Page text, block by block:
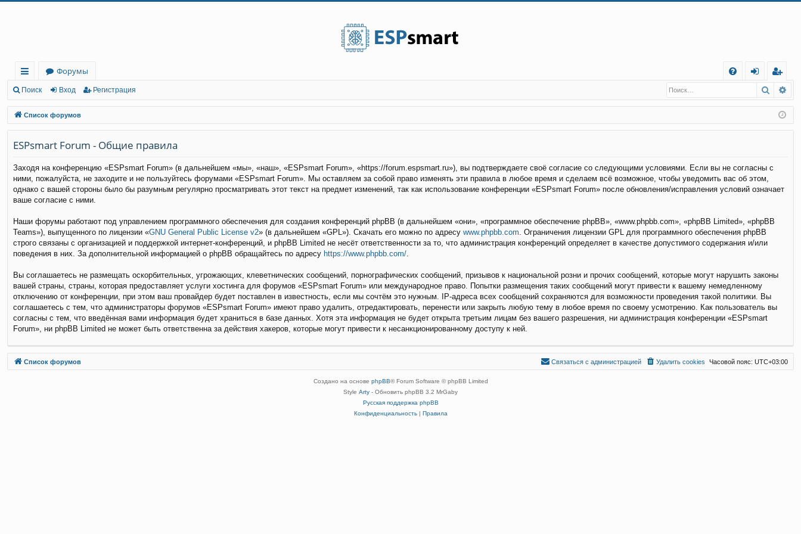
с
ы
лк
и
Форумы
Q
д
г
ис
тр
Поиск Вход Регистрация Поиск
Список форумов
ESPsmart Forum - Общие правила
Заходя на конференцию «ESPsmart Forum» (в дальнейшем «мы», «наш», «ESPsmart Forum», «https://forum.espsmart.ru»), вы подтверждаете своё согласие со следующими условиями. Если вы не согласны с
ними, пожалуйста, не заходите и не пользуйтесь форумами «ESPsmart Forum». Мы оставляем за собой право изменять эти правила в любое время и сделаем всё возможное, чтобы уведомить вас об этом,
однако с вашей стороны было бы разумным регулярно просматривать этот текст на предмет изменений, так как использование конференции «ESPsmart Forum» после обновления/исправления условий означает
ваше согласие с ними.
Наши форумы работают под управлением программного обеспечения для создания конференций phpBB (в дальнейшем «они», «программное обеспечение phpBB», «www.phpbb.com», «phpBB Limited», «phpBB
Teams»), выпущенного по лицензии «GNU General Public License v2» (в дальнейшем «GPL»). Скачать его можно по адресу www.phpbb.com . Ограничения лицензии GPL для программного обеспечения phpBB
строго связаны с организацией и поддержкой интернет-конференций, и phpBB Limited не несёт ответственности за то, что администрация конференций определяет в качестве допустимого содержания и/или
поведения в них. За дополнительной информацией о phpBB обращайтесь по адресу https://www.phpbb.com/
Вы соглашаетесь не размещать оскорбительных, угрожающих, клеветнических сообщений, порнографических сообщений, призывов к национальной розни и прочих сообщений, которые могут нарушить законы
вашей страны, страны, которая предоставляет услуги хостинга для форумов «ESPsmart Forum» или международное право. Попытки размещения таких сообщений могут привести к вашему немедленному
отключению от конференции, при этом ваш провайдер будет поставлен в известность, если мы сочтём это нужным. IP-адреса всех сообщений сохраняются для возможности проведения такой политики. Вы
соглашаетесь с тем, что администраторы форумов «ESPsmart Forum» имеют право удалить, отредактировать, перенести или закрыть любую тему в любое время по своему усмотрению. Как пользователь вы
согласны с тем, что введённая вами информация будет храниться в базе данных. Хотя эта информация не будет открыта третьим лицам без вашего разрешения, ни администрация конференции «ESPsmart
Forum», ни phpBB Limited не может быть ответственна за действия хакеров, которые могут привести к несанкционированному доступу к ней.
Список форумов Часовой пояс: UTC+03:00
Удалить cookies
Связаться с
Связаться с администрацией
Создано на основе phpBB® Forum Software © phpBB Limited
Style Arty - Обновить phpBB 3.2 MrGaby
Русская поддержка phpBB
Конфиденциальность| Правила